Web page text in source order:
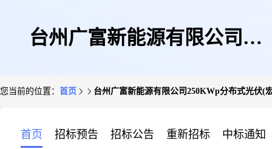
台州广富新能源有限公司
您当前的位置： 首页 台州广富新能源有限公司250KWp分布式光伏(
首页 招标预告 招标公告 重新招标 中标通知